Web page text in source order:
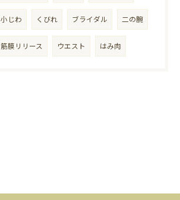
小じわ くびれ ブライダル 二の腕
筋膜リリース ウエスト はみ肉